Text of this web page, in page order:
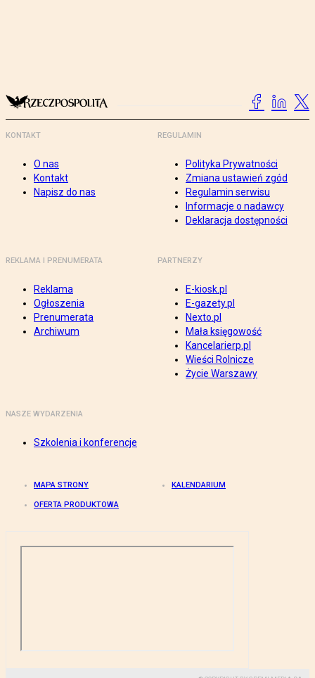
KONTAKT
O nas
Kontakt
Napisz do nas
REGULAMIN
Polityka Prywatności
Zmiana ustawień zgód
Regulamin serwisu
Informacje o nadawcy
Deklaracja dostępności
REKLAMA I PRENUMERATA
Reklama
Ogłoszenia
Prenumerata
Archiwum
PARTNERZY
E-kiosk.pl
E-gazety.pl
Nexto.pl
Mała księgowość
Kancelarierp.pl
Wieści Rolnicze
Życie Warszawy
NASZE WYDARZENIA
Szkolenia i konferencje
MAPA STRONY KALENDARIUM
OFERTA PRODUKTOWA